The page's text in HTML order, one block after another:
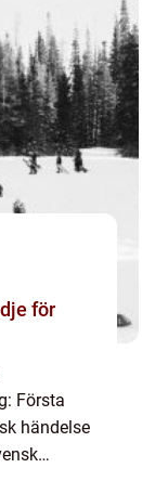
Första
händelse